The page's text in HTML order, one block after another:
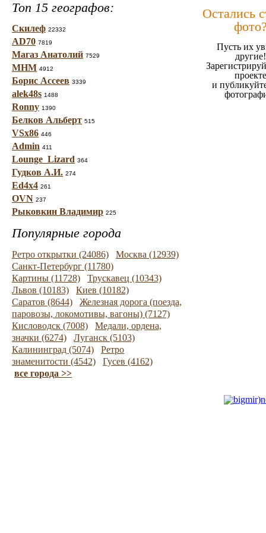
Топ 15 географов:
Скилеф 22332
AD70 7819
Магаз Анатолий 7529
МНМ 4912
Борис Ассеев 3339
alek48s 1488
Ronny 1390
Белков Альберт 515
VSx86 446
Admin 411
Lounge_Lizard 364
Гудков А.И. 274
Ed4x4 261
OVN 237
Рыковкин Владимир 225
Популярные города
Ретро открытки (24086)
Москва (12939)
Санкт-Петербург (11780)
Картины (11728)
Трускавец (10343)
Львов (10183)
Киев (10182)
Саратов (8644)
Железная дорога (поезда,
паровозы, локомотивы, вагоны) (7127)
Кисловодск (7008)
Медали, ордена,
значки (6274)
Луганск (5103)
Калининград (5074)
Ретро
знаменитости (4542)
Гусев (4162)
все города >>
Остались
Пусть их
другие!
проекте
и